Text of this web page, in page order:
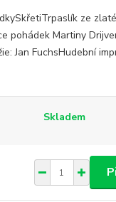
ze
pohádek Martiny
Jan FuchsHudební
Skladem